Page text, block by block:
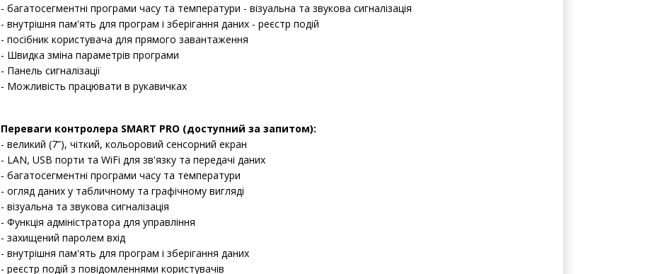
- багатосегментні програми часу та температури - візуальна та звукова сигналізація
- внутрішня пам'ять для програм і зберігання даних - реєстр подій
- посібник користувача для прямого завантаження
- Швидка зміна параметрів програми
- Панель сигналізації
- Можливість працювати в рукавичках
Переваги контролера SMART PRO (доступний за запитом):
- великий (7”), чіткий, кольоровий сенсорний екран
- LAN, USB порти та WiFi для зв'язку та передачі даних
- багатосегментні програми часу та температури
- огляд даних у табличному та графічному вигляді
- візуальна та звукова сигналізація
- Функція адміністратора для управління
- захищений паролем вхід
- внутрішня пам'ять для програм і зберігання даних
- реєстр подій з повідомленнями користувачів